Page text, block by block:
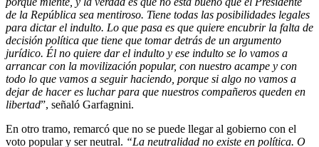
de la República sea mentiroso. Tiene todas las posibilidades legales
para dictar el indulto. Lo que pasa es que quiere encubrir la falta de
decisión política que tiene que tomar detrás de un argumento
jurídico. Él no quiere dar el indulto y ese indulto se lo vamos a
arrancar con la movilización popular, con nuestro acampe y con
todo lo que vamos a seguir haciendo, porque si algo no vamos a
dejar de hacer es luchar para que nuestros compañeros queden en
libertad”, señaló Garfagnini.
En otro tramo, remarcó que no se puede llegar al gobierno con el
voto popular y ser neutral. “La neutralidad no existe en política. O